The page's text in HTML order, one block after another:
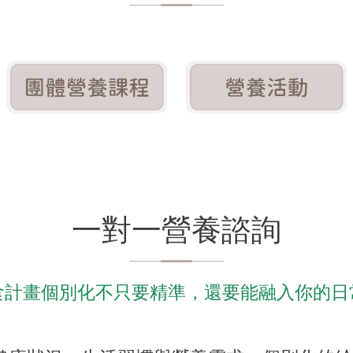
一對一營養諮詢
畫個別化不只要精準，還要能融入你的